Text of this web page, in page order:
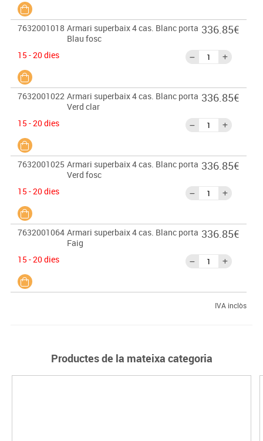
7632001018 Armari superbaix 4 cas. Blanc porta
Blau fosc
15 - 20 dies
336.85€
7632001022 Armari superbaix 4 cas. Blanc porta
Verd clar
15 - 20 dies
336.85€
7632001025 Armari superbaix 4 cas. Blanc porta
Verd fosc
15 - 20 dies
336.85€
7632001064 Armari superbaix 4 cas. Blanc porta
Faig
15 - 20 dies
336.85€
IVA inclòs
Productes de la mateixa categoria